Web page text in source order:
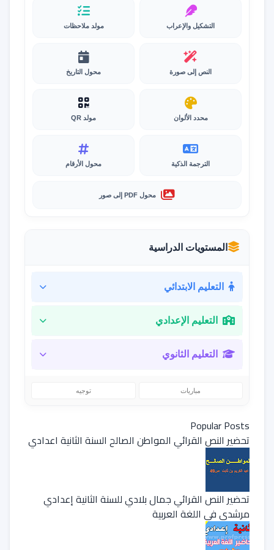
التشكيل والإعراب مولد ملاحظات
النص إلى صورة محول التاريخ
محدد الألوان مولد QR
الترجمة الذكية محول الأرقام
محول PDF إلى صور
المستويات الدراسية
التعليم الابتدائي
التعليم الإعدادي
التعليم الثانوي
مباريات توجيه
Popular Posts
تحضير النص القرائي المواطن الصالح السنة الثانية اعدادي
تحضير النص القرائي جمال بلادي للسنة الثانية إعدادي
مرشدي في اللغة العربية